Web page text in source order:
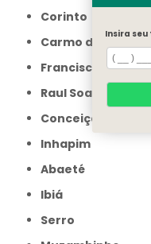
Corinto
Carmo do Cajuru
Francisco Sá
Raul Soares
Conceição do
Inhapim
Abaeté
Ibiá
Serro
Insira